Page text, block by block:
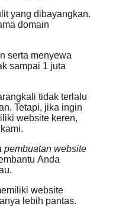
yang dibayangkan.
domain
serta menyewa
sampai 1 juta
tidak terlalu
Tetapi, jika ingin
website keren,
pembuatan website
Anda
website
lebih pantas.